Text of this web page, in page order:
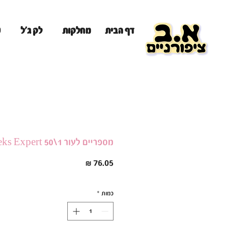
לק ג'ל מחלקות דף הבית
מספריים לעור Staleks Expert 50\1
כמות *